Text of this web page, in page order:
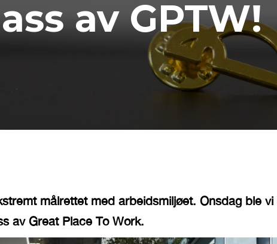
av GPTW!
målrettet med arbeidsmiljøet. Onsdag ble vi
av Great Place To Work.